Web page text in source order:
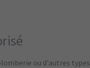
ou d’autres types